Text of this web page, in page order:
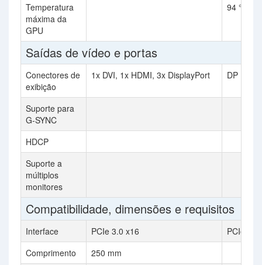
Temperatura
máxima da
GPU
94 °C
Saídas de vídeo e portas
Conectores de
exibição
1x DVI, 1x HDMI, 3x DisplayPort DP 1.43,
Suporte para
G-SYNC
HDCP
Suporte a
múltiplos
monitores
Compatibilidade, dimensões e requisitos
Interface PCIe 3.0 x16
PCIe 3.0
Comprimento
250 mm